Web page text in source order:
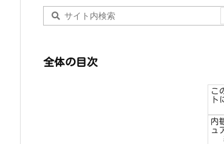
全体の目次
こ
ト
内
ュ